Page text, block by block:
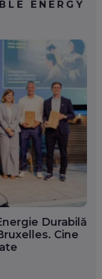
ENERGY
Durabilă
Cine